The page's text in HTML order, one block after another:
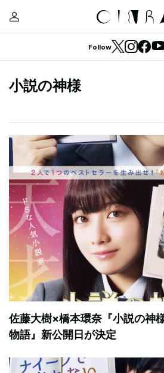
Follow
小説の神様
佐藤大樹×橋本環奈『小説の神
物語』新公開日が決定